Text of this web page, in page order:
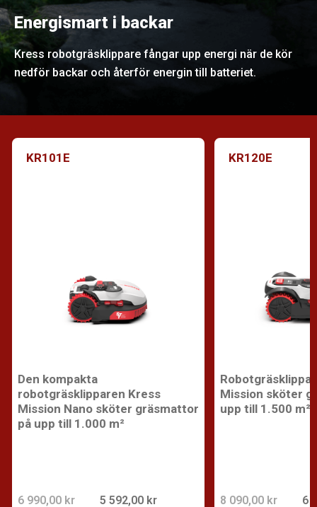
Energismart i backar
Kress robotgräsklippare fångar upp energi när de kör
nedför backar och återför energin till batteriet.
KR101E
Den kompakta
robotgräsklipparen Kress
Mission Nano sköter gräsmattor
på upp till 1.000 m²
5 592,00 kr
6 990,00 kr
KR120E
Mission sköter
upp till 1.500 m²
6
8 090,00 kr